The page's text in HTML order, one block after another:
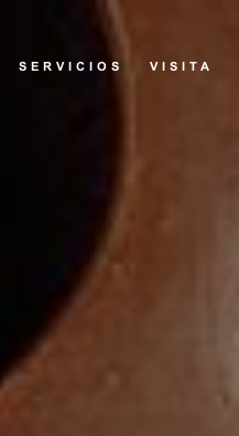
SERVICIOS VISITA